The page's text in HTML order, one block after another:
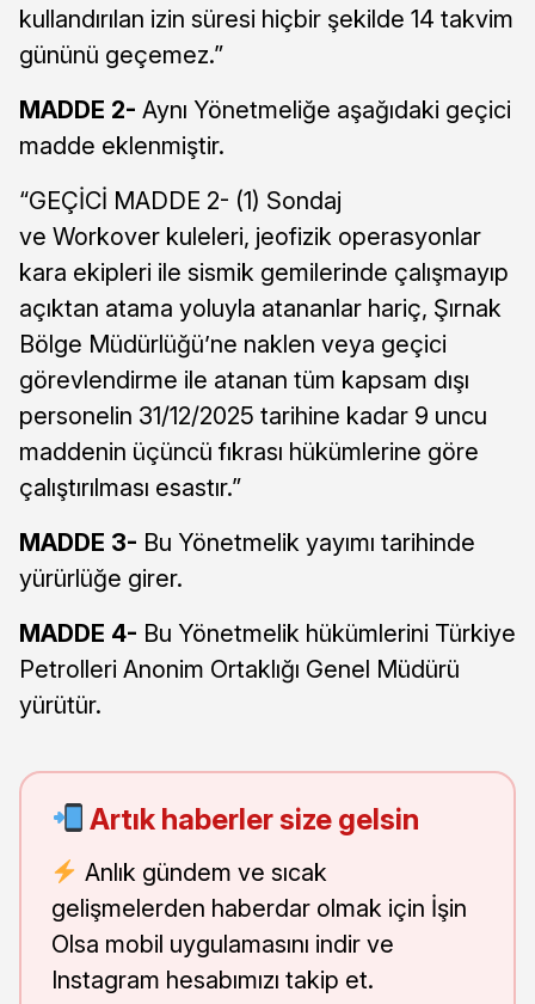
kullandırılan izin süresi hiçbir şekilde 14 takvim
gününü geçemez.”
MADDE 2- Aynı Yönetmeliğe aşağıdaki geçici
madde eklenmiştir.
“GEÇİCİ MADDE 2- (1) Sondaj
ve Workover kuleleri, jeofizik operasyonlar
kara ekipleri ile sismik gemilerinde çalışmayıp
açıktan atama yoluyla atananlar hariç, Şırnak
Bölge Müdürlüğü’ne naklen veya geçici
görevlendirme ile atanan tüm kapsam dışı
personelin 31/12/2025 tarihine kadar 9 uncu
maddenin üçüncü fıkrası hükümlerine göre
çalıştırılması esastır.”
MADDE 3- Bu Yönetmelik yayımı tarihinde
yürürlüğe girer.
MADDE 4- Bu Yönetmelik hükümlerini Türkiye
Petrolleri Anonim Ortaklığı Genel Müdürü
yürütür.
Artık haberler size gelsin
Anlık gündem ve sıcak
gelişmelerden haberdar olmak için İşin
Olsa mobil uygulamasını indir ve
Instagram hesabımızı takip et.